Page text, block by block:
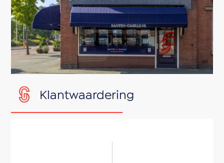
Klantwaardering